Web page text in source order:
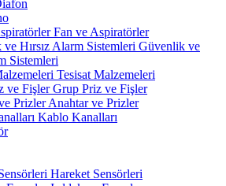
Fan ve Aspiratörler
Güvenlik ve
Sistemleri
Tesisat Malzemeleri
Grup Priz ve Fişler
Anahtar ve Prizler
Kablo Kanalları
Hareket Sensörleri